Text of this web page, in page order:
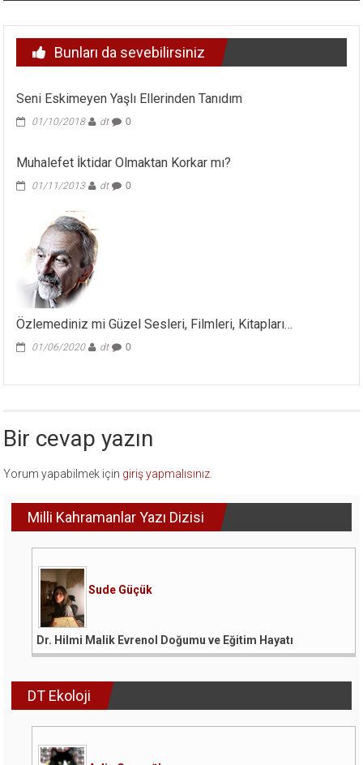
Bunları da sevebilirsiniz
Seni Eskimeyen Yaşlı Ellerinden Tanıdım
01/10/2018 dt 0
Muhalefet İktidar Olmaktan Korkar mı?
01/11/2013 dt 0
Özlemediniz mi Güzel Sesleri, Filmleri, Kitapları…
01/06/2020 dt 0
Bir cevap yazın
Yorum yapabilmek için giriş yapmalısınız
Milli Kahramanlar Yazı Dizisi
Sude Güçük
Dr. Hilmi Malik Evrenol Doğumu ve Eğitim Hayatı
DT Ekoloji